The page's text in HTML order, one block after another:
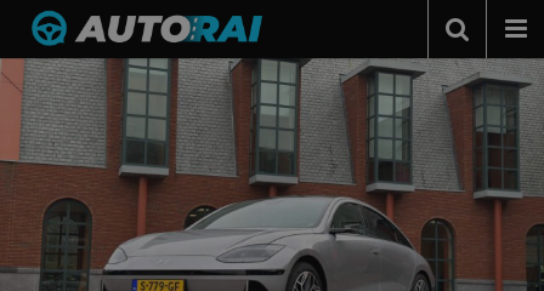
Autonieuws
Podcast
Autotests
Automerken
Adverteren